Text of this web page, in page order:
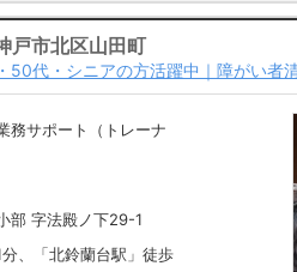
戸市北区山田町
代・シニアの方活躍中｜障がい者
務サポート（トレーナ
部 字法殿ノ下29-1
、「北鈴蘭台駅」徒歩